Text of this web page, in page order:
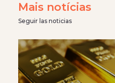
Mais notícias
Seguir las noticias